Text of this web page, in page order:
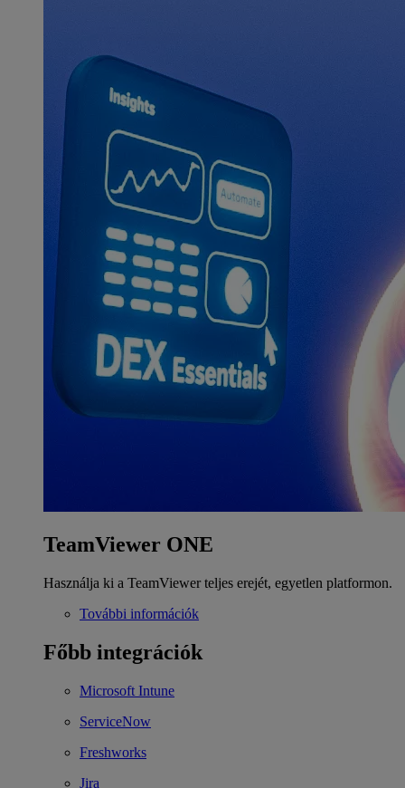
TeamViewer ONE
Használja ki a TeamViewer teljes erejét, egyetlen platformon.
További információk
Főbb integrációk
Microsoft Intune
ServiceNow
Freshworks
Jira